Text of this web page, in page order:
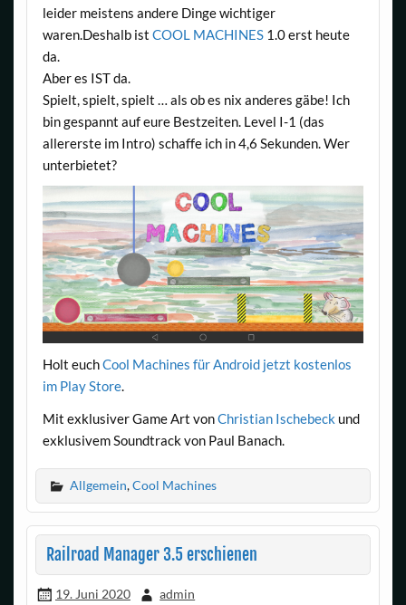
leider meistens andere Dinge wichtiger
waren.Deshalb ist COOL MACHINES1.0 erst heute
da.
Aber es IST da.
Spielt, spielt, spielt … als ob es nix anderes gäbe! Ich
bin gespannt auf eure Bestzeiten. Level I-1 (das
allererste im Intro) schaffe ich in 4,6 Sekunden. Wer
unterbietet?
Holt euchCool Machines für Android jetzt kostenlos
im Play Store.
Mit exklusiver Game Art vonChristian Ischebeck und
exklusivem Soundtrack von Paul Banach.
Allgemein,Cool Machines
Railroad Manager 3.5 erschienen
19. Juni 2020 admin